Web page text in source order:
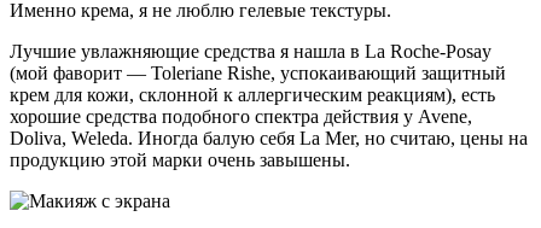
Именно крема, я не люблю гелевые текстуры.
Лучшие увлажняющие средства я нашла в La Roche-Posay
(мой фаворит — Toleriane Rishe, успокаивающий защитный
крем для кожи, склонной к аллергическим реакциям), есть
хорошие средства подобного спектра действия у Avene,
Doliva, Weleda. Иногда балую себя La Mer, но считаю, цены на
продукцию этой марки очень завышены.